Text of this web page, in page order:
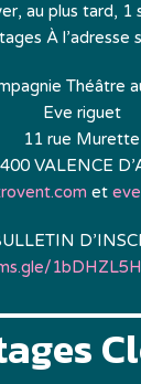
au plus tard, 1
À l’adresse
Théâtre
Eve riguet
11 rue Murette
VALENCE
et